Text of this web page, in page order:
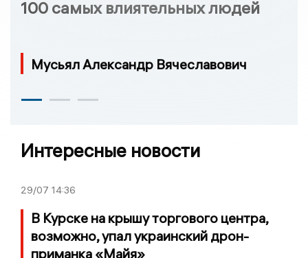
100 самых влиятельных людей
Мусьял Александр Вячеславович
Интересные новости
29/07 14:36
В Курске на крышу торгового центра,
возможно, упал украинский дрон-
приманка «Майя»